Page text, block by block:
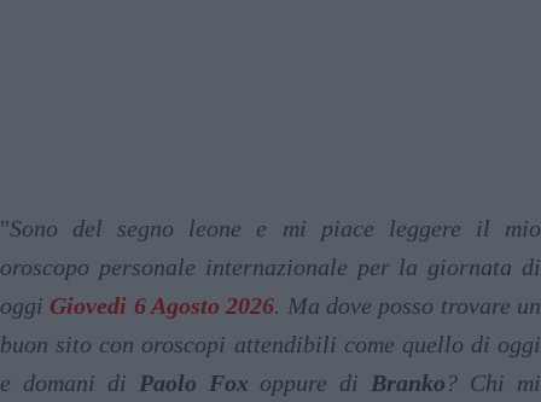
"Sono del segno leone e mi piace leggere il mio
oroscopo personale internazionale per la giornata di
oggi Giovedi 6 Agosto 2026. Ma dove posso trovare un
buon sito con oroscopi attendibili come quello di oggi
e domani di Paolo Fox oppure di Branko? Chi mi